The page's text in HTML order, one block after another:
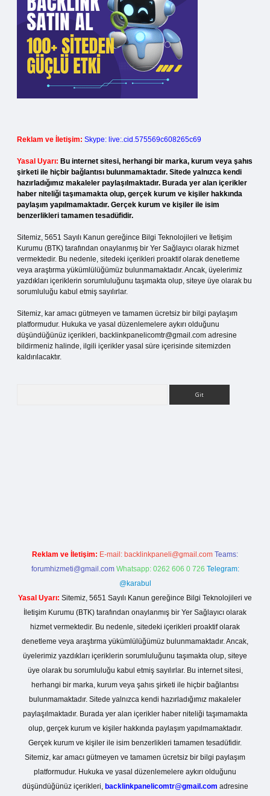
Reklam ve İletişim: Skype: live:.cid.575569c608265c69
Yasal Uyarı: Bu internet sitesi, herhangi bir marka, kurum veya şahıs
şirketi ile hiçbir bağlantısı bulunmamaktadır. Sitede yalnızca kendi
hazırladığımız makaleler paylaşılmaktadır. Burada yer alan içerikler
haber niteliği taşımamakta olup, gerçek kurum ve kişiler hakkında
paylaşım yapılmamaktadır. Gerçek kurum ve kişiler ile isim
benzerlikleri tamamen tesadüfidir.
Sitemiz, 5651 Sayılı Kanun gereğince Bilgi Teknolojileri ve İletişim
Kurumu (BTK) tarafından onaylanmış bir Yer Sağlayıcı olarak hizmet
vermektedir. Bu nedenle, sitedeki içerikleri proaktif olarak denetleme
veya araştırma yükümlülüğümüz bulunmamaktadır. Ancak, üyelerimiz
yazdıkları içeriklerin sorumluluğunu taşımakta olup, siteye üye olarak bu
sorumluluğu kabul etmiş sayılırlar.
Sitemiz, kar amacı gütmeyen ve tamamen ücretsiz bir bilgi paylaşım
platformudur. Hukuka ve yasal düzenlemelere aykırı olduğunu
düşündüğünüz içerikleri, backlinkpanelicomtr@gmail.com adresine
bildirmeniz halinde, ilgili içerikler yasal süre içerisinde sitemizden
kaldırılacaktır.
Reklam ve İletişim: E-mail: backlinkpaneli@gmail.com Teams:
forumhizmeti@gmail.com Whatsapp: 0262 606 0 726 Telegram:
@karabul
Yasal Uyarı: Sitemiz, 5651 Sayılı Kanun gereğince Bilgi Teknolojileri ve
İletişim Kurumu (BTK) tarafından onaylanmış bir Yer Sağlayıcı olarak
hizmet vermektedir. Bu nedenle, sitedeki içerikleri proaktif olarak
denetleme veya araştırma yükümlülüğümüz bulunmamaktadır. Ancak,
üyelerimiz yazdıkları içeriklerin sorumluluğunu taşımakta olup, siteye
üye olarak bu sorumluluğu kabul etmiş sayılırlar. Bu internet sitesi,
herhangi bir marka, kurum veya şahıs şirketi ile hiçbir bağlantısı
bulunmamaktadır. Sitede yalnızca kendi hazırladığımız makaleler
paylaşılmaktadır. Burada yer alan içerikler haber niteliği taşımamakta
olup, gerçek kurum ve kişiler hakkında paylaşım yapılmamaktadır.
Gerçek kurum ve kişiler ile isim benzerlikleri tamamen tesadüfidir.
Sitemiz, kar amacı gütmeyen ve tamamen ücretsiz bir bilgi paylaşım
platformudur. Hukuka ve yasal düzenlemelere aykırı olduğunu
düşündüğünüz içerikleri, backlinkpanelicomtr@gmail.com adresine